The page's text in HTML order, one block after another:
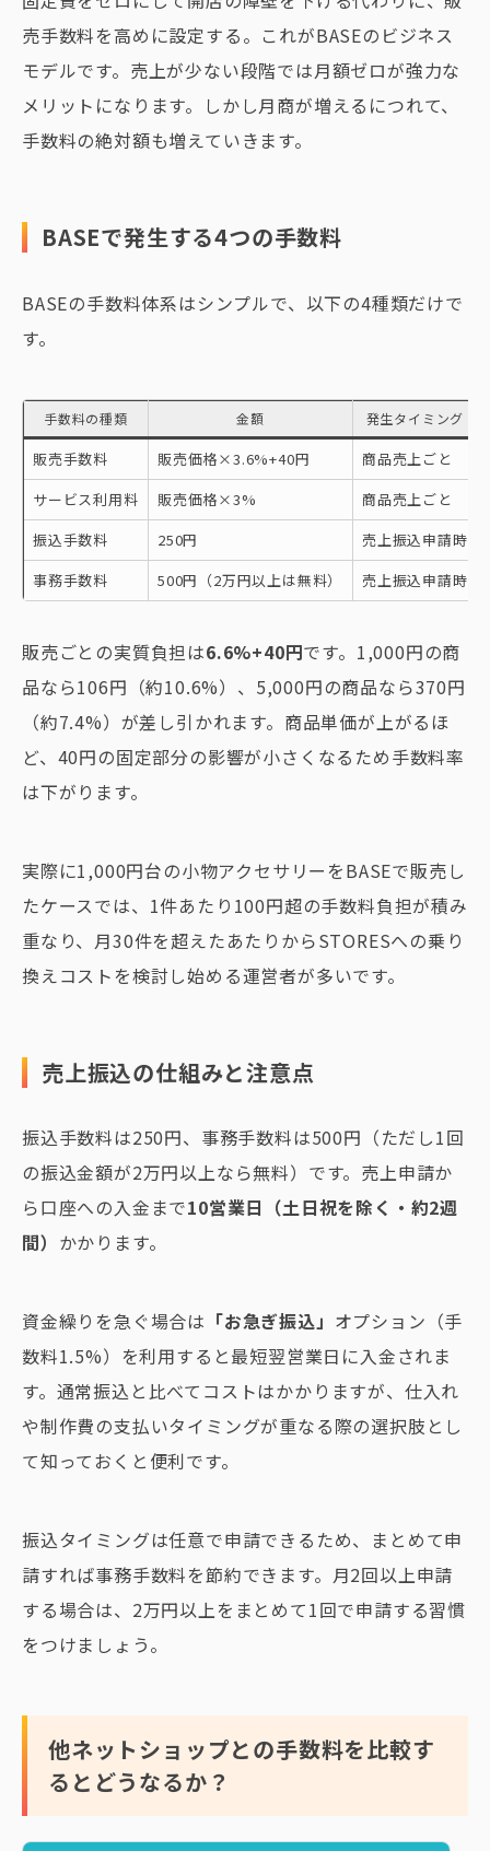
売手数料を高めに設定する。これがBASEのビジネス
モデルです。売上が少ない段階では月額ゼロが強力な
メリットになります。しかし月商が増えるにつれて、
手数料の絶対額も増えていきます。
BASEで発生する4つの手数料
BASEの手数料体系はシンプルで、以下の4種類だけで
す。
手数料の種類 金額 発生タイミング
販売手数料 販売価格×3.6%+40円
商品売上ごと
サービス利用料
販売価格×3%
商品売上ごと
振込手数料
250円
売上振込申請時
事務手数料
500円（2万円以上は無料） 売上振込申請時
販売ごとの実質負担は6.6%+40円です。1,000円の商
品なら106円（約10.6%）、5,000円の商品なら370円
（約7.4%）が差し引かれます。商品単価が上がるほ
ど、40円の固定部分の影響が小さくなるため手数料率
は下がります。
実際に1,000円台の小物アクセサリーをBASEで販売し
たケースでは、1件あたり100円超の手数料負担が積み
重なり、月30件を超えたあたりからSTORESへの乗り
換えコストを検討し始める運営者が多いです。
売上振込の仕組みと注意点
振込手数料は250円、事務手数料は500円（ただし1回
の振込金額が2万円以上なら無料）です。売上申請か
ら口座への入金まで10営業日（土日祝を除く・約2週
間） かかります。
資金繰りを急ぐ場合は 「お急ぎ振込」 オプション（手
数料1.5%）を利用すると最短翌営業日に入金されま
す。通常振込と比べてコストはかかりますが、仕入れ
や制作費の支払いタイミングが重なる際の選択肢とし
て知っておくと便利です。
振込タイミングは任意で申請できるため、まとめて申
請すれば事務手数料を節約できます。月2回以上申請
する場合は、2万円以上をまとめて1回で申請する習慣
をつけましょう。
他ネットショップとの手数料を比較す
るとどうなるか？